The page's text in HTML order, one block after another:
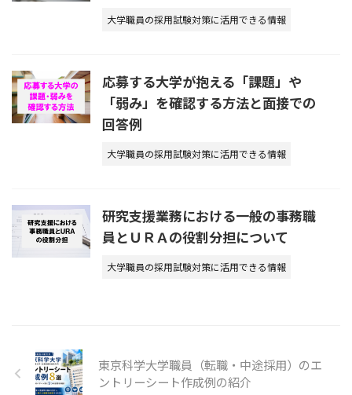
大学職員の採用試験対策に活用できる情報
応募する大学が抱える「課題」や
「弱み」を確認する方法と面接での
回答例
大学職員の採用試験対策に活用できる情報
研究支援業務における一般の事務職
員とＵＲＡの役割分担について
大学職員の採用試験対策に活用できる情報
東京科学大学職員（転職・中途採用）のエ
ントリーシート作成例の紹介